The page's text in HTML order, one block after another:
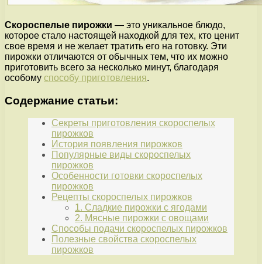
Скороспелые пирожки — это уникальное блюдо,
которое стало настоящей находкой для тех, кто ценит
свое время и не желает тратить его на готовку. Эти
пирожки отличаются от обычных тем, что их можно
приготовить всего за несколько минут, благодаря
особому способу приготовления.
Содержание статьи:
Секреты приготовления скороспелых
пирожков
История появления пирожков
Популярные виды скороспелых
пирожков
Особенности готовки скороспелых
пирожков
Рецепты скороспелых пирожков
1. Сладкие пирожки с ягодами
2. Мясные пирожки с овощами
Способы подачи скороспелых пирожков
Полезные свойства скороспелых
пирожков